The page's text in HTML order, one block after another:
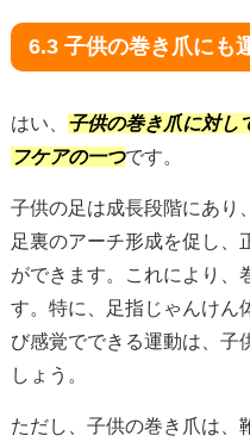
6.3 子供の巻き爪にも
はい、 子供の巻き爪に対し
フケアの一つです。
子供の足は成長段階にあり
足裏のアーチ形成を促し、
ができます。これにより、
す。特に、足指じゃんけん
び感覚でできる運動は、子
しょう。
ただし、子供の巻き爪は、